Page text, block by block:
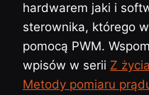
hardwarem jaki i
sterownika, którego
pomocą PWM.
wpisów w serii Z
Metody pomiaru